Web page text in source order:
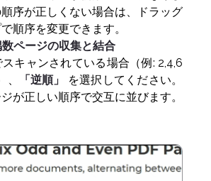
序が正しくない場合は、ドラッグ
順序を変更できます。
ページの収集と結合
キャンされている場合（例: 2,4,6
「逆順」
を選択してください。
が正しい順序で交互に並びます。